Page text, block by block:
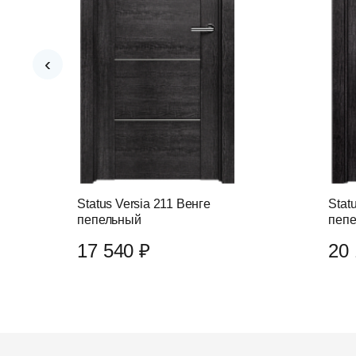
Status Versia 211 Венге
пепельный
17 540 ₽ 20
‹